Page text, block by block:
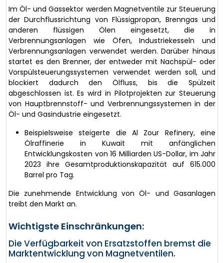
Im Öl- und Gassektor werden Magnetventile zur Steuerung
der Durchflussrichtung von Flüssigpropan, Brenngas und
anderen flüssigen Ölen eingesetzt, die in
Verbrennungsanlagen wie Öfen, Industriekesseln und
Verbrennungsanlagen verwendet werden. Darüber hinaus
startet es den Brenner, der entweder mit Nachspül- oder
Vorspülsteuerungssystemen verwendet werden soll, und
blockiert dadurch den Ölfluss, bis die Spülzeit
abgeschlossen ist. Es wird in Pilotprojekten zur Steuerung
von Hauptbrennstoff- und Verbrennungssystemen in der
Öl- und Gasindustrie eingesetzt.
Beispielsweise steigerte die Al Zour Refinery, eine
Ölraffinerie in Kuwait mit anfänglichen
Entwicklungskosten von 16 Milliarden US-Dollar, im Jahr
2023 ihre Gesamtproduktionskapazität auf 615.000
Barrel pro Tag.
Die zunehmende Entwicklung von Öl- und Gasanlagen
treibt den Markt an.
Wichtigste Einschränkungen:
Die Verfügbarkeit von Ersatzstoffen bremst die
Marktentwicklung von Magnetventilen.